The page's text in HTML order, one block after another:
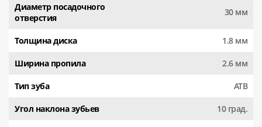
Диаметр посадочного
отверстия
30 мм
Толщина диска 1.8 мм
Ширина пропила 2.6 мм
Тип зуба АТВ
Угол наклона зубьев 10 град.